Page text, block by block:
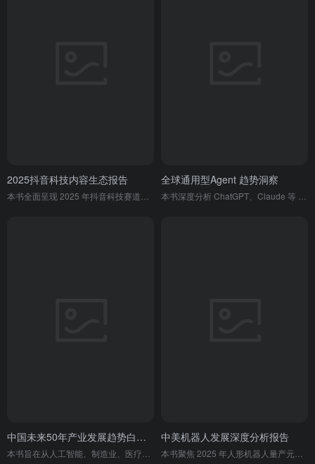
2025抖音科技内容生态报告 全球通用型Agent 趋势洞察
中国未来50年产业发展趋势白皮书（第四期） 中美机器人发展深度分析报告